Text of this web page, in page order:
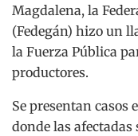
Magdalena, la
(Fedegán) hizo un
la Fuerza Pública
productores.
Se presentan casos
donde las